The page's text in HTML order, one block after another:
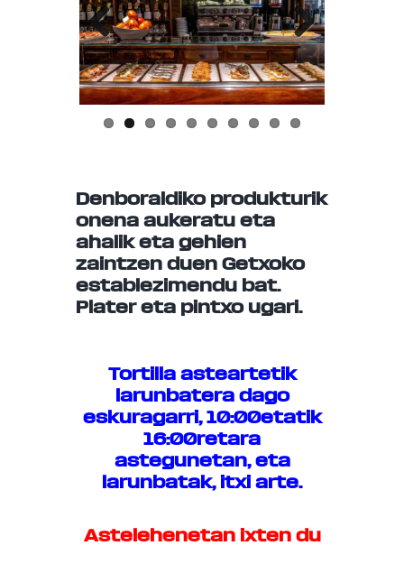
Previo
us
Next
Denboraldiko produkturik
onena aukeratu eta
ahalik eta gehien
zaintzen duen Getxoko
establezimendu bat.
Plater eta pintxo ugari.
Tortilla asteartetik
larunbatera dago
eskuragarri, 10:00etatik
16:00retara
astegunetan, eta
larunbatak, itxi arte.
Astelehenetan ixten du